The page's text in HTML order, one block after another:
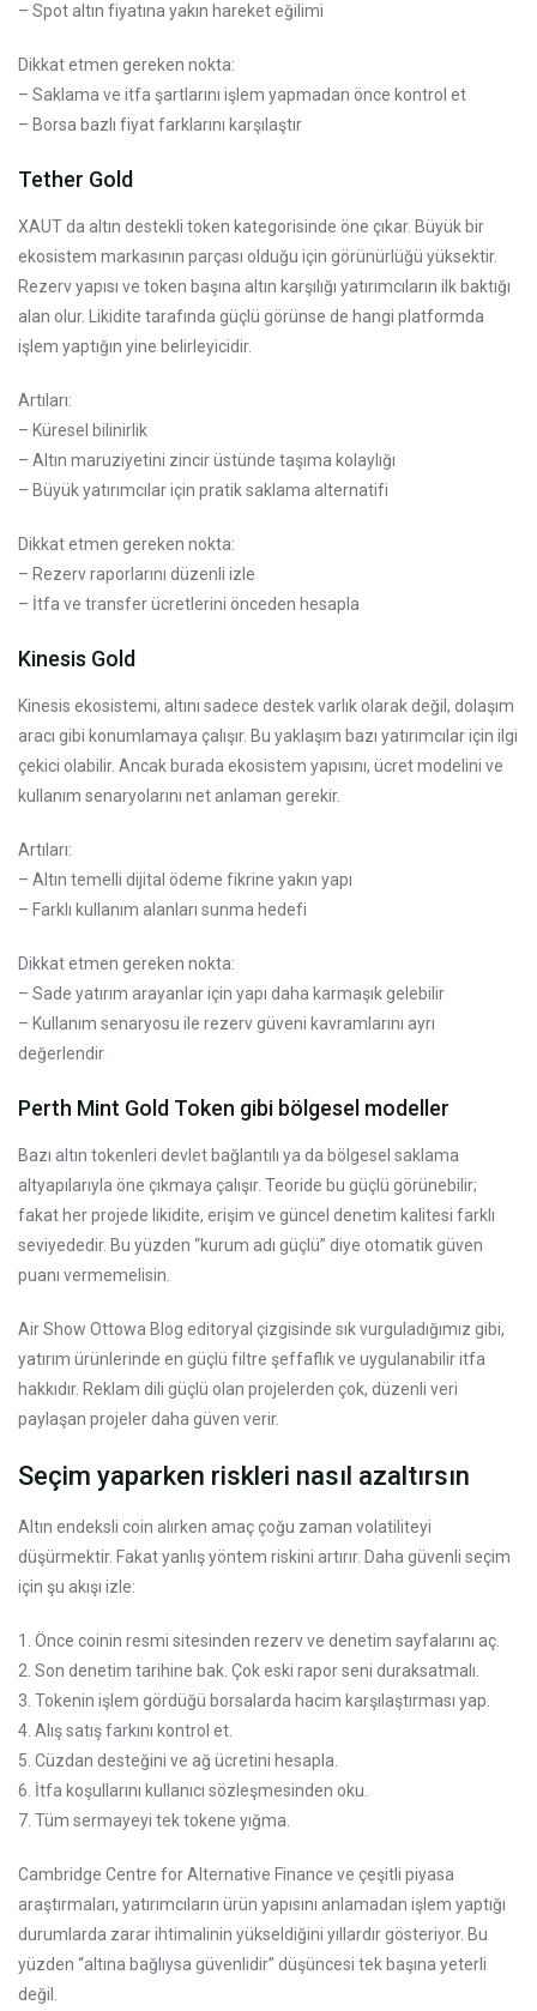
– Spot altın fiyatına yakın hareket eğilimi
Dikkat etmen gereken nokta:
– Saklama ve itfa şartlarını işlem yapmadan önce kontrol et
– Borsa bazlı fiyat farklarını karşılaştır
Tether Gold
XAUT da altın destekli token kategorisinde öne çıkar. Büyük bir
ekosistem markasının parçası olduğu için görünürlüğü yüksektir.
Rezerv yapısı ve token başına altın karşılığı yatırımcıların ilk baktığı
alan olur. Likidite tarafında güçlü görünse de hangi platformda
işlem yaptığın yine belirleyicidir.
Artıları:
– Küresel bilinirlik
– Altın maruziyetini zincir üstünde taşıma kolaylığı
– Büyük yatırımcılar için pratik saklama alternatifi
Dikkat etmen gereken nokta:
– Rezerv raporlarını düzenli izle
– İtfa ve transfer ücretlerini önceden hesapla
Kinesis Gold
Kinesis ekosistemi, altını sadece destek varlık olarak değil, dolaşım
aracı gibi konumlamaya çalışır. Bu yaklaşım bazı yatırımcılar için ilgi
çekici olabilir. Ancak burada ekosistem yapısını, ücret modelini ve
kullanım senaryolarını net anlaman gerekir.
Artıları:
– Altın temelli dijital ödeme fikrine yakın yapı
– Farklı kullanım alanları sunma hedefi
Dikkat etmen gereken nokta:
– Sade yatırım arayanlar için yapı daha karmaşık gelebilir
– Kullanım senaryosu ile rezerv güveni kavramlarını ayrı
değerlendir
Perth Mint Gold Token gibi bölgesel modeller
Bazı altın tokenleri devlet bağlantılı ya da bölgesel saklama
altyapılarıyla öne çıkmaya çalışır. Teoride bu güçlü görünebilir;
fakat her projede likidite, erişim ve güncel denetim kalitesi farklı
seviyededir. Bu yüzden “kurum adı güçlü” diye otomatik güven
puanı vermemelisin.
Air Show Ottowa Blog editoryal çizgisinde sık vurguladığımız gibi,
yatırım ürünlerinde en güçlü filtre şeffaflık ve uygulanabilir itfa
hakkıdır. Reklam dili güçlü olan projelerden çok, düzenli veri
paylaşan projeler daha güven verir.
Seçim yaparken riskleri nasıl azaltırsın
Altın endeksli coin alırken amaç çoğu zaman volatiliteyi
düşürmektir. Fakat yanlış yöntem riskini artırır. Daha güvenli seçim
için şu akışı izle:
1. Önce coinin resmi sitesinden rezerv ve denetim sayfalarını aç.
2. Son denetim tarihine bak. Çok eski rapor seni duraksatmalı.
3. Tokenin işlem gördüğü borsalarda hacim karşılaştırması yap.
4. Alış satış farkını kontrol et.
5. Cüzdan desteğini ve ağ ücretini hesapla.
6. İtfa koşullarını kullanıcı sözleşmesinden oku.
7. Tüm sermayeyi tek tokene yığma.
Cambridge Centre for Alternative Finance ve çeşitli piyasa
araştırmaları, yatırımcıların ürün yapısını anlamadan işlem yaptığı
durumlarda zarar ihtimalinin yükseldiğini yıllardır gösteriyor. Bu
yüzden “altına bağlıysa güvenlidir” düşüncesi tek başına yeterli
değil.